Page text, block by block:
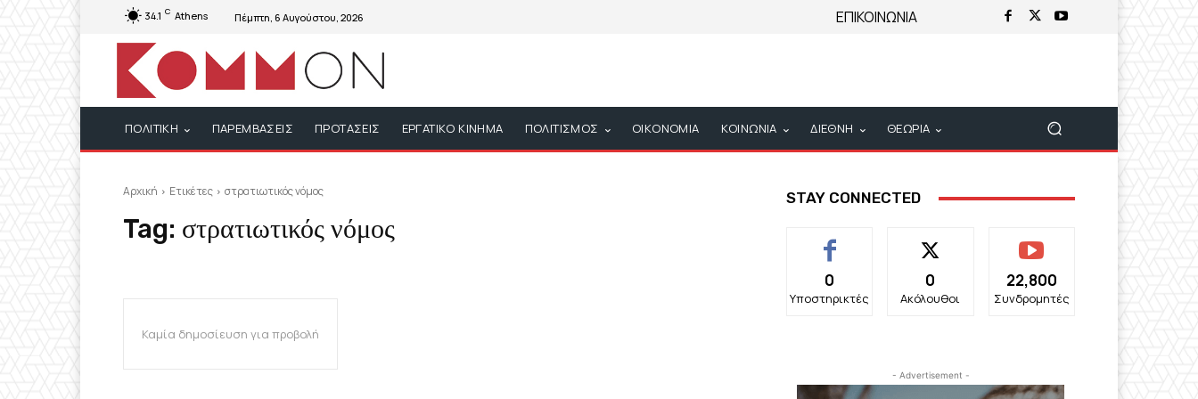
34.1 C Athens Πέμπτη, 6 Αυγούστου, 2026 ΕΠΙΚΟΙΝΩΝΙΑ
ΠΟΛΙΤΙΚΗ ΠΑΡΕΜΒΑΣΕΙΣ ΠΡΟΤΑΣΕΙΣ ΕΡΓΑΤΙΚΟ ΚΙΝΗΜΑ ΠΟΛΙΤΙΣΜΟΣ ΟΙΚΟΝΟΜΙΑ ΚΟΙΝΩΝΙΑ ΔΙΕΘΝΗ ΘΕΩΡΙΑ
Αρχική Ετικέτες στρατιωτικός νόμος
Tag: στρατιωτικός νόμος
Καμία δημοσίευση για προβολή
STAY CONNECTED
0
Υποστηρικτές
0
Ακόλουθοι
22,800
Συνδρομητές
- Advertisement -